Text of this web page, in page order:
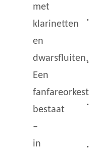
met
klarinetten
en
dwarsfluiten.
Een
fanfareorkest
bestaat
–
in